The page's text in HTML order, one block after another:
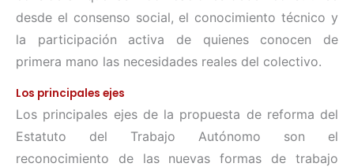
desde el consenso social, el conocimiento técnico y
la participación activa de quienes conocen de
primera mano las necesidades reales del colectivo.
Los principales ejes
Los principales ejes de la propuesta de reforma del
Estatuto del Trabajo Autónomo son el
reconocimiento de las nuevas formas de trabajo